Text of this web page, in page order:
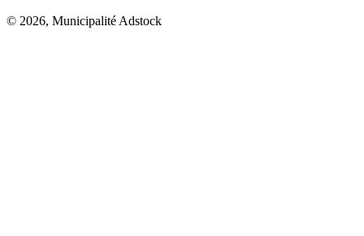
© 2026, Municipalité Adstock